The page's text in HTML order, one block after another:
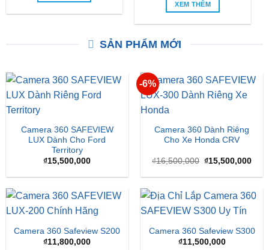
XEM THÊM
SẢN PHẨM MỚI
Camera 360 SAFEVIEW
LUX Dành Cho Ford
Territory
₫15,500,000
-6%
Camera 360 Dành Riêng
Cho Xe Honda CRV
₫16,500,000 Giá
là:
₫15,500,000Giá
tại
Camera 360 Safeview S200
₫11,800,000
Camera 360 Safeview S300
₫11,500,000